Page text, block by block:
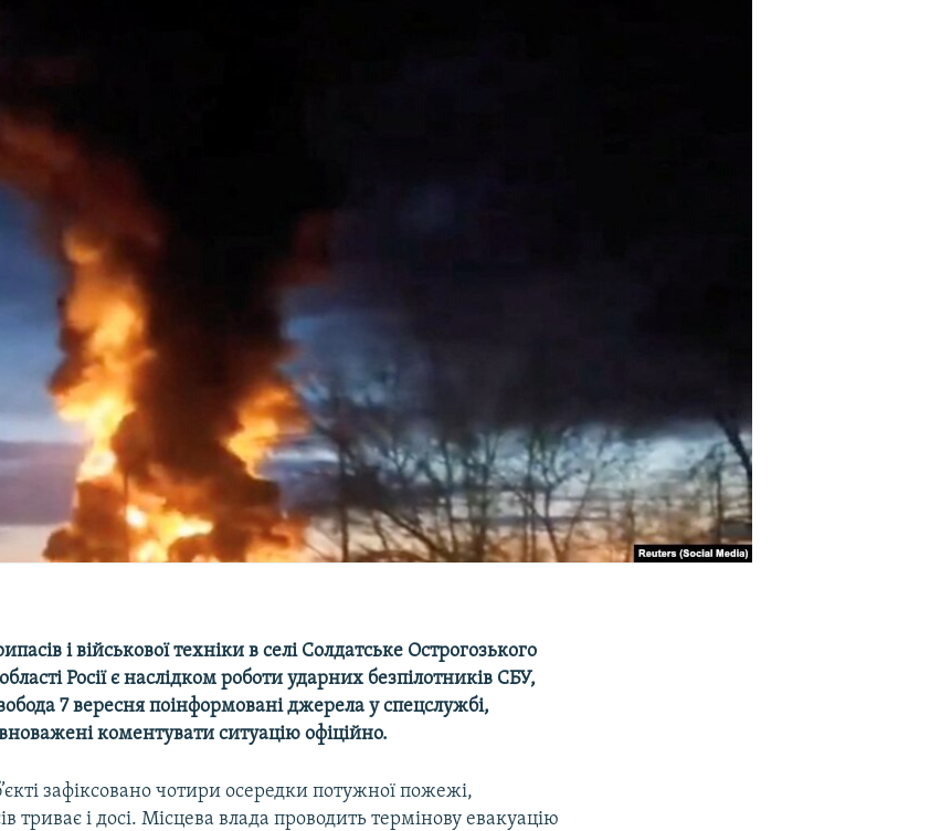
і військової техніки в селі Солдатське Острогозького
Росії є наслідком роботи ударних безпілотників СБУ,
7 вересня поінформовані джерела у спецслужбі,
коментувати ситуацію офіційно.
зафіксовано чотири осередки потужної пожежі,
триває і досі. Місцева влада проводить термінову евакуацію